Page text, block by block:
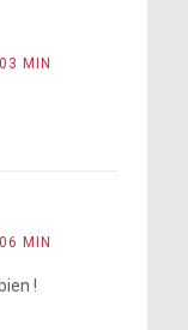
MIN
MIN
!